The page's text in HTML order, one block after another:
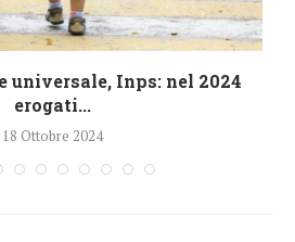
universale, Inps: nel 2024
erogati...
18 Ottobre 2024